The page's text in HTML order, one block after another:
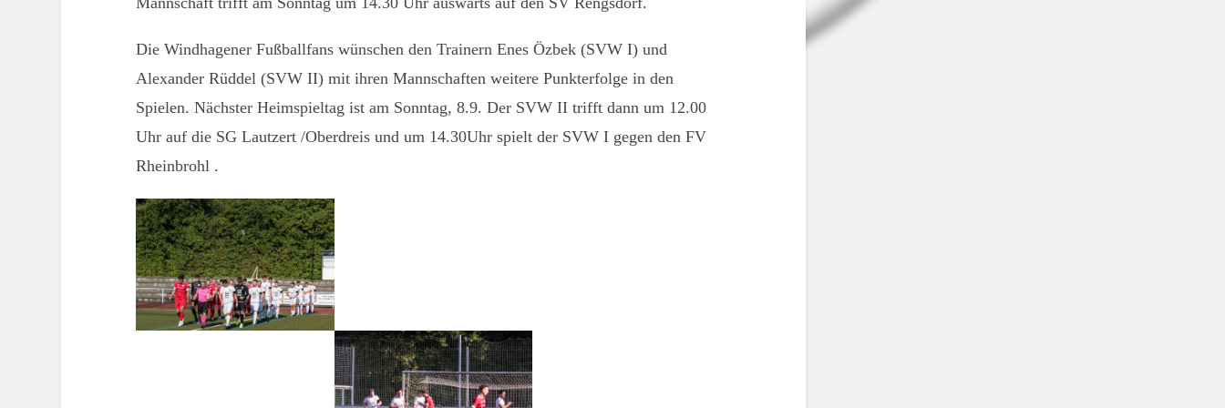
Die Windhagener Fußballfans wünschen den Trainern Enes Özbek (SVW I) und
Alexander Rüddel (SVW II) mit ihren Mannschaften weitere Punkterfolge in den
Spielen. Nächster Heimspieltag ist am Sonntag, 8.9. Der SVW II trifft dann um 12.00
Uhr auf die SG Lautzert /Oberdreis und um 14.30Uhr spielt der SVW I gegen den FV
Rheinbrohl .